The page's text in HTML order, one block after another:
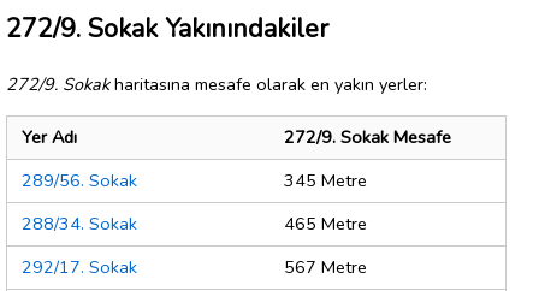
272/9. Sokak Yakınındakiler
272/9. Sokakharitasına mesafe olarak en yakın yerler:
Yer Adı
272/9. Sokak Mesafe
289/56. Sokak
345 Metre
288/34. Sokak
465 Metre
292/17. Sokak
567 Metre